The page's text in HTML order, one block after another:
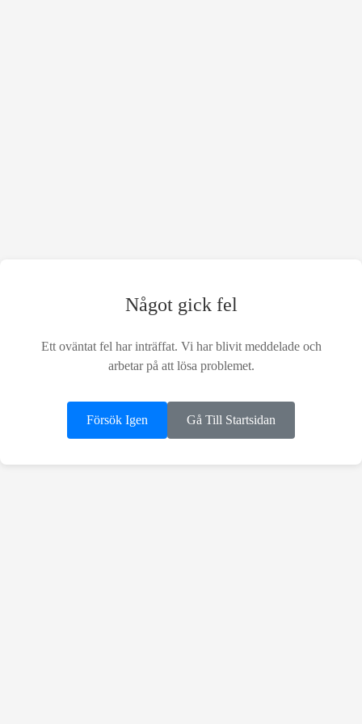
Något gick fel
Ett oväntat fel har inträffat. Vi har blivit meddelade och
arbetar på att lösa problemet.
Försök Igen Gå Till Startsidan